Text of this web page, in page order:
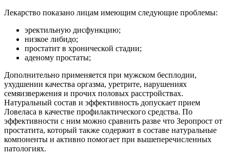
Лекарство показано лицам имеющим следующие проблемы:
эректильную дисфункцию;
низкое либидо;
простатит в хронической стадии;
аденому простаты;
Дополнительно применяется при мужском бесплодии,
ухудшении качества оргазма, уретрите, нарушениях
семяизвержения и прочих половых расстройствах.
Натуральный состав и эффективность допускает прием
Ловеласа в качестве профилактического средства. По
эффективности с ним можно сравнить разве что Зеропрост от
простатита, который также содержит в составе натуральные
компоненты и активно помогает при вышеперечисленных
патологиях.